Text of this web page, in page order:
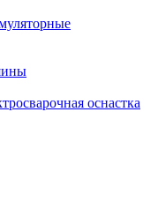
оснастка